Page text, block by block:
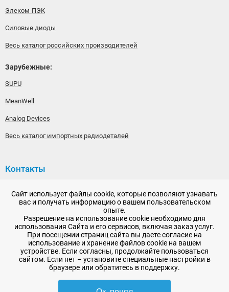
Элеком-ПЭК
Силовые диоды
Весь каталог российских производителей
Зарубежные:
SUPU
MeanWell
Analog Devices
Весь каталог импортных радиодеталей
Контакты
192148, г. Санкт-Петербург, Железнодорожный проспект,
дом 36
+7 (812) 565-06-52
Время работы: пн-пт, 10:00 - 18:00
E-mail:sale@radioelementy.ru
Сайт использует файлы cookie, которые позволяют узнавать
вас и получать информацию о вашем пользовательском
опыте.
Разрешение на использование cookie необходимо для
использования Сайта и его сервисов, включая заказ услуг.
При посещении страниц сайта вы даете согласие на
использование и хранение файлов cookie на вашем
устройстве. Если согласны, продолжайте пользоваться
сайтом. Если нет – установите специальные настройки в
браузере или обратитесь в поддержку.